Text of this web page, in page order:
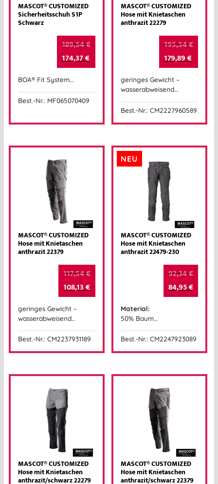
MASCOT® CUSTOMIZED
Sicherheitsschuh S1P
Schwarz
189,54€
174,37€
BOA® Fit System…
Best.-Nr.: MF065070409
MASCOT® CUSTOMIZED
Hose mit Knietaschen
anthrazit 22279
195,54€
179,89€
geringes Gewicht –
wasserabweisend…
Best.-Nr.: CM2227960589
MASCOT® CUSTOMIZED
Hose mit Knietaschen
anthrazit 22379
117,54€
108,13€
geringes Gewicht –
wasserabweisend…
Best.-Nr.: CM2237931189
NEU
MASCOT® CUSTOMIZED
Hose mit Knietaschen
anthrazit 22479-230
92,34€
84,95€
Material:
50% Baum…
Best.-Nr.: CM2247923089
MASCOT® CUSTOMIZED
Hose mit Knietaschen
anthrazit/schwarz 22279
MASCOT® CUSTOMIZED
Hose mit Knietaschen
anthrazit/schwarz 22379